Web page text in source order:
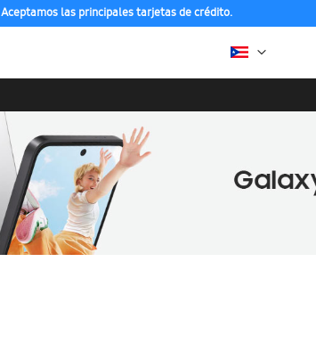
Aceptamos las principales tarjetas de crédito.